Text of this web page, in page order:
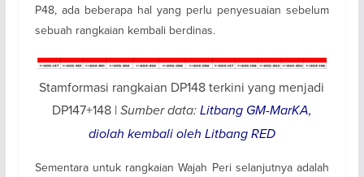
P48, ada beberapa hal yang perlu penyesuaian sebelum
sebuah rangkaian kembali berdinas.
Stamformasi rangkaian DP148 terkini yang menjadi
DP147+148 | Sumber data:Litbang GM-MarKA,
diolah kembali oleh Litbang RED
Sementara untuk rangkaian Wajah Peri selanjutnya adalah